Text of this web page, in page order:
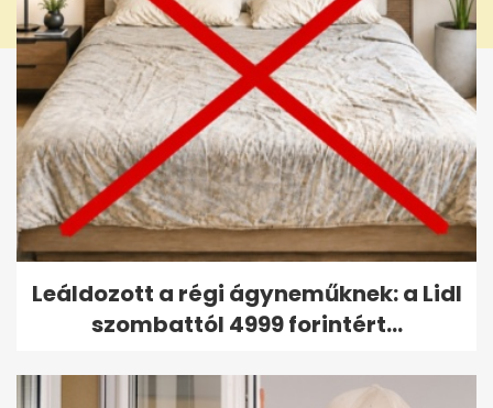
Leáldozott a régi ágyneműknek: a Lidl
szombattól 4999 forintért...